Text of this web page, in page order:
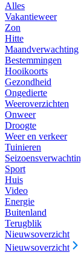
Alles
Vakantieweer
Zon
Hitte
Maandverwachting
Bestemmingen
Hooikoorts
Gezondheid
Ongedierte
Weeroverzichten
Onweer
Droogte
Weer en verkeer
Tuinieren
Sport
Huis
Video
Energie
Buitenland
Terugblik
Nieuwsoverzicht
Nieuwsoverzicht